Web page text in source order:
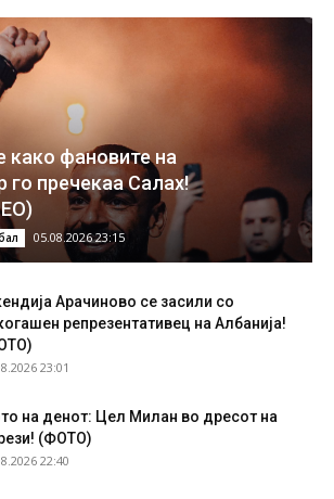
како фановите на
го пречекаа Салах!
05.08.2026 23:15
Арачиново се засили со
репрезентативец на Албанија!
23:01
на денот: Цел Милан во дресот на
(ФОТО)
22:40